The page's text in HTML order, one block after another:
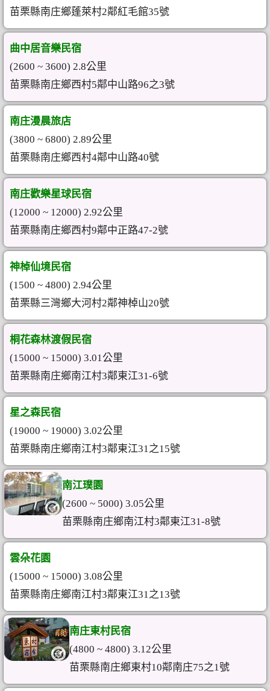
苗栗縣南庄鄉蓬萊村2鄰紅毛館35號
曲中居音樂民宿
(2600 ~ 3600) 2.8公里
苗栗縣南庄鄉西村5鄰中山路96之3號
南庄漫晨旅店
(3800 ~ 6800) 2.89公里
苗栗縣南庄鄉西村4鄰中山路40號
南庄歡樂星球民宿
(12000 ~ 12000) 2.92公里
苗栗縣南庄鄉西村9鄰中正路47-2號
神棹仙境民宿
(1500 ~ 4800) 2.94公里
苗栗縣三灣鄉大河村2鄰神棹山20號
桐花森林渡假民宿
(15000 ~ 15000) 3.01公里
苗栗縣南庄鄉南江村3鄰東江31-6號
星之森民宿
(19000 ~ 19000) 3.02公里
苗栗縣南庄鄉南江村3鄰東江31之15號
南江璞園
(2600 ~ 5000) 3.05公里
苗栗縣南庄鄉南江村3鄰東江31-8號
雲朵花園
(15000 ~ 15000) 3.08公里
苗栗縣南庄鄉南江村3鄰東江31之13號
南庄東村民宿
(4800 ~ 4800) 3.12公里
苗栗縣南庄鄉東村10鄰南庄75之1號